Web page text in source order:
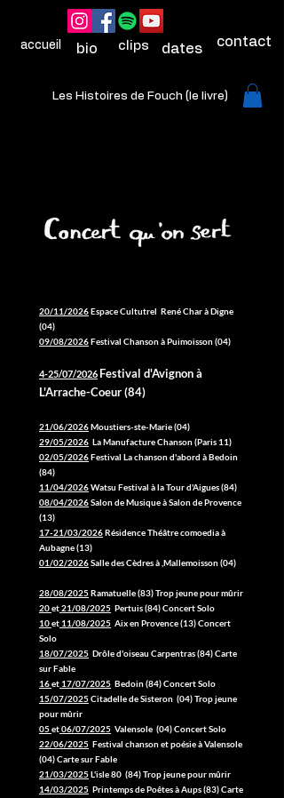
accueil bio clips dates contact
Les Histoires de Fouch (le livre)
20/11/2026Espace Cultutrel René Char à Digne
(04)
09/08/2026Festival Chanson à Puimoisson (04)
4-25/07/2026 Festival d'Avignon à
L'Arrache-Coeur (84)
21/06/2026Moustiers-ste-Marie (04)
29/05/2026 La Manufacture Chanson (Paris 11)
02/05/2026Festival La chanson d'abord à Bedoin
(84)
11/04/2026Watsu Festival à la Tour d'Aigues (84)
08/04/2026Salon de Musique à Salon de Provence
(13)
17-21/03/2026Résidence Théâtre comoedia à
Aubagne (13)
01/02/2026Salle des Cèdres à ,Mallemoisson (04)
28/08/2025Ramatuelle (83) Trop jeune pour mûrir
20et21/08/2025 Pertuis (84) Concert Solo
10et 11/08/2025 Aix en Provence (13) Concert
Solo
18/07/2025 Drôle d'oiseau Carpentras (84) Carte
sur Fable
16et 17/07/2025 Bedoin (84) Concert Solo
15/07/2025Citadelle de Sisteron (04) Trop jeune
pour mûrir
05et06/07/2025 Valensole (04) Concert Solo
22/06/2025 Festival chanson et poésie à Valensole
(04) Carte sur Fable
21/03/2025L'isle 80 (84) Trop jeune pour mûrir
14/03/2025 Printemps de Poêtes à Aups (83) Carte